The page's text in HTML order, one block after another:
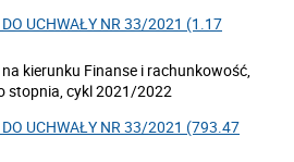
UCHWAŁY NR 33/2021 (1.17
kierunku Finanse i rachunkowość,
stopnia, cykl 2021/2022
UCHWAŁY NR 33/2021 (793.47